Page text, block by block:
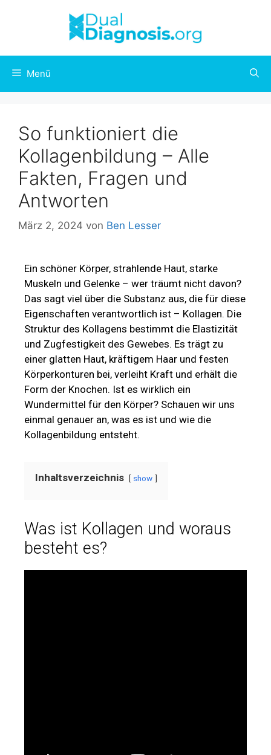
Menü
So funktioniert die
Kollagenbildung – Alle
Fakten, Fragen und
Antworten
März 2, 2024 von Ben Lesser
Ein schöner Körper, strahlende Haut, starke
Muskeln und Gelenke – wer träumt nicht davon?
Das sagt viel über die Substanz aus, die für diese
Eigenschaften verantwortlich ist – Kollagen. Die
Struktur des Kollagens bestimmt die Elastizität
und Zugfestigkeit des Gewebes. Es trägt zu
einer glatten Haut, kräftigem Haar und festen
Körperkonturen bei, verleiht Kraft und erhält die
Form der Knochen. Ist es wirklich ein
Wundermittel für den Körper? Schauen wir uns
einmal genauer an, was es ist und wie die
Kollagenbildung entsteht.
Inhaltsverzeichnis show
Was ist Kollagen und woraus
besteht es?